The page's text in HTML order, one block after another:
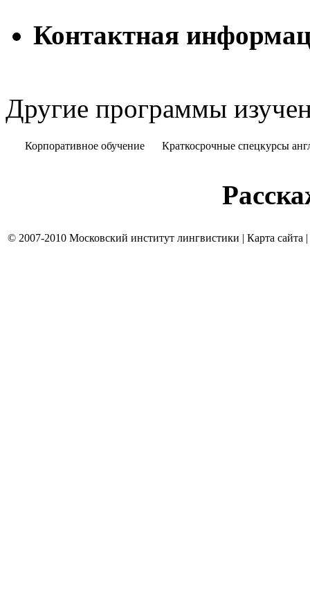
Контактная
Другие программы
Корпоративное обучение Краткосрочные спецкурсы
© 2007-2010 Московский институт лингвистики | Карта сайта